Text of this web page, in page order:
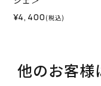
¥4,400 (税込)
他のお客様